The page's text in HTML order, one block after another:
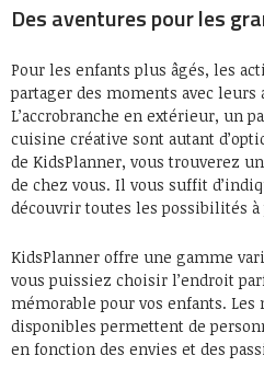
Des aventures pour les
Pour les enfants plus âgés, les
partager des moments avec
L’accrobranche en extérieur, un
cuisine créative sont autant
de KidsPlanner, vous trouverez
de chez vous. Il vous suffit
découvrir toutes les possibilités
KidsPlanner offre une gamme
vous puissiez choisir l’endroit
mémorable pour vos enfants. Les
disponibles permettent de
en fonction des envies et des